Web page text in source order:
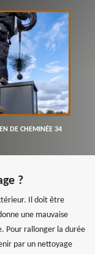
DE CHEMINÉE 34
?
Il doit être
une mauvaise
Pour rallonger la durée
par un nettoyage